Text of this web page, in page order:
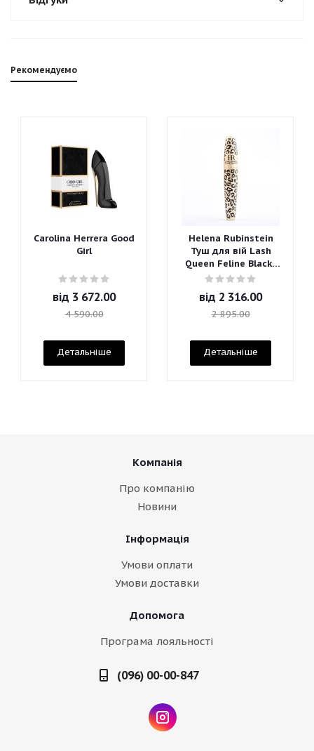
Рекомендуємо
Carolina Herrera Good
Girl
від 3 672.00
4 590.00
Детальніше
Helena Rubinstein
Туш для вій Lash
Queen Feline Blacks
Mascara
від 2 316.00
2 895.00
Детальніше
Компанія
Про компанію
Новини
Інформація
Умови оплати
Умови доставки
Допомога
Програма лояльності
(096) 00-00-847